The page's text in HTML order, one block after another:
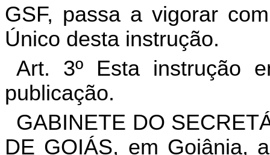
GSF, passa a vigorar
Único desta instrução.
Art. 3º Esta instrução
publicação.
GABINETE DO
DE GOIÁS, em Goiânia,